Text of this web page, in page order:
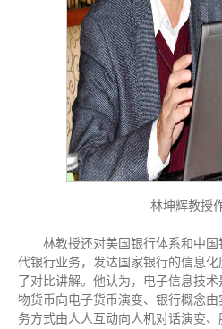
林坤辉教授
林教授还对美国银行体系和中
代银行业务，发达国家银行的信息
了对比讲解。他认为，电子信息技
物货币向电子货币演变、银行概念
务方式由人人互动向人机对话演变